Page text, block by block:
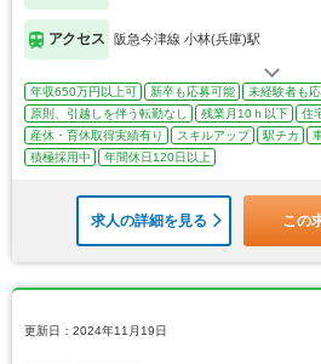
アクセス 阪急今津線 小林(兵庫)駅
年収650万円以上可 新卒も応募可能
未経験者も
原則、引越しを伴う転勤なし
残業月10ｈ以下
住
産休・育休取得実績有り
スキルアップ 駅チカ
積極採用中
年間休日120日以上
求人の詳細を見る この
更新日：2024年11月19日